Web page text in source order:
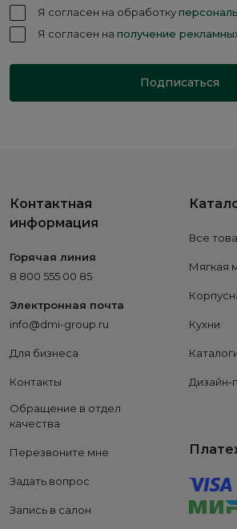
Я согласен на обработку
Я согласен на получение
Подписаться
Контактная
информация
Горячая линия
8 800 555 00 85
Электронная почта
info@dmi-group.ru
Для бизнеса
Контакты
Обращение в отдел
качества
Перезвоните мне
Задать вопрос
Запись в салон
Все
Мягкая
Кухни
Дизайн-